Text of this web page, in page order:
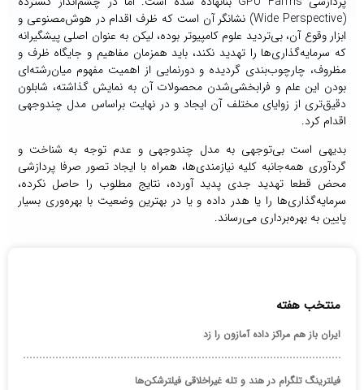
(Wide Perspective) نشانگر آن است که ظرف اقدام در هوش‌مصنوعی و
ابزار وقوع آن، بی‌تردید علوم کامپیوتر بوده، لیکن به عنوان اصلی پیشگیرانه
که سرمایه‌گذاری‌ها را تهدید نکند، باید همزمان مفاهیم و جایگاه ظرف و
مظروف، چارچوب‌بندی گردیده و دورنمایی از اهمیت مفهوم میان‌رشته‌ای
بودن این علم و فرابخشی‌شدن محصولات آن به نمایش گذاشته، شابلون
دقیق‌تری از زوایای مختلف آن ایجاد و در نهایت براساس مدل چندوجهی
اقدام کرد.
بدیهی‌ است بی‌توجهی به مدل چندوجهی و عدم توجه به شناخت و
گردآوری همه‌جانبه کلیه نیازمندی‌ها، همراه با ایجاد تصور صرفا پردازشی
محض قطعا تهدید جدی پدید آورده، نتایج مطلوب را حاصل نکرده،
سرمایه‌گذاری‌ها را یا هدر داده و یا در بهترین وضعیت با بهره‌وری بسیار
پایین به بهره‌برداری می‌رساند.
منتخب هفته
ایران باز هم مراکز داده آمازون را زد
فیلترینگ تلگرام در هند و تله غیراخلاقی فیلترشکن‌ها